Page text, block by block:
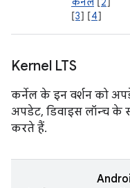
[3] [4]
Kernel LTS
कर्नेल के इन वर्शन को
अपडेट, डिवाइस लॉन्च के
करते हैं.